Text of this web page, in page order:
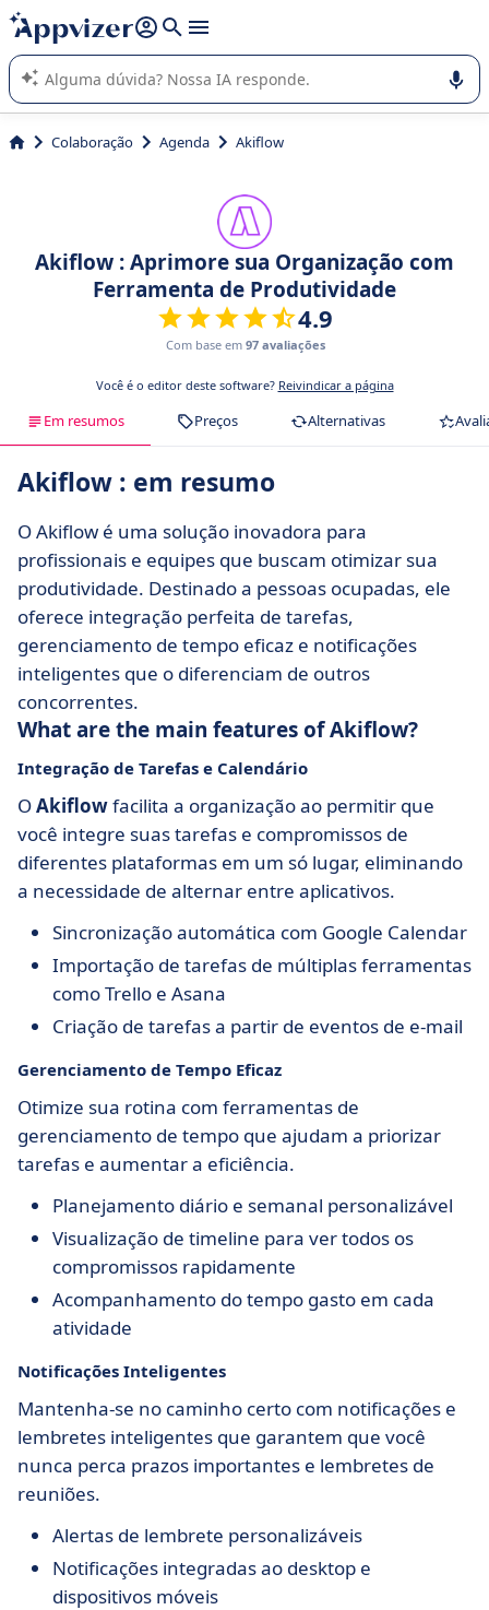
de nossa IA (várias linhas com
A IA do Appvizer o orienta no uso ou na seleção de software
SaaS para sua empresa.
Colaboração Agenda Akiflow
Akiflow : Aprimore sua Organização com
Ferramenta de Produtividade
4.9
Com base em 97 avaliações
Você é o editor deste software? Reivindicar a página
Em resumos Preços Alternativas
Akiflow : em resumo
O Akiflow é uma solução inovadora para
profissionais e equipes que buscam otimizar sua
produtividade. Destinado a pessoas ocupadas, ele
oferece integração perfeita de tarefas,
gerenciamento de tempo eficaz e notificações
inteligentes que o diferenciam de outros
concorrentes.
What are the main features of Akiflow?
Integração de Tarefas e Calendário
OAkiflowfacilita a organização ao permitir que
você integre suas tarefas e compromissos de
diferentes plataformas em um só lugar, eliminando
a necessidade de alternar entre aplicativos.
Sincronização automática com Google Calendar
Importação de tarefas de múltiplas ferramentas
como Trello e Asana
Criação de tarefas a partir de eventos de e-mail
Gerenciamento de Tempo Eficaz
Otimize sua rotina com ferramentas de
gerenciamento de tempo que ajudam a priorizar
tarefas e aumentar a eficiência.
Planejamento diário e semanal personalizável
Visualização de timeline para ver todos os
compromissos rapidamente
Acompanhamento do tempo gasto em cada
atividade
Notificações Inteligentes
Mantenha-se no caminho certo com notificações e
lembretes inteligentes que garantem que você
nunca perca prazos importantes e lembretes de
reuniões.
Alertas de lembrete personalizáveis
Notificações integradas ao desktop e
dispositivos móveis